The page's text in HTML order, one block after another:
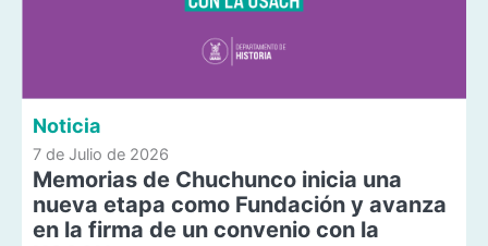
Noticia
7 de Julio de 2026
Memorias de Chuchunco inicia una
nueva etapa como Fundación y avanza
en la firma de un convenio con la